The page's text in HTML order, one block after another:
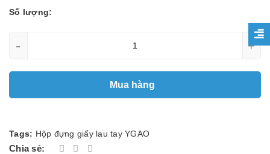
Số lượng:
- +
Mua hàng
Tags: Hộp đựng giấy lau tay YGAO
Chia sẻ: